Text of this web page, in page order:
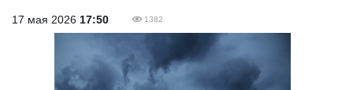
17 мая 2026 17:50 1382